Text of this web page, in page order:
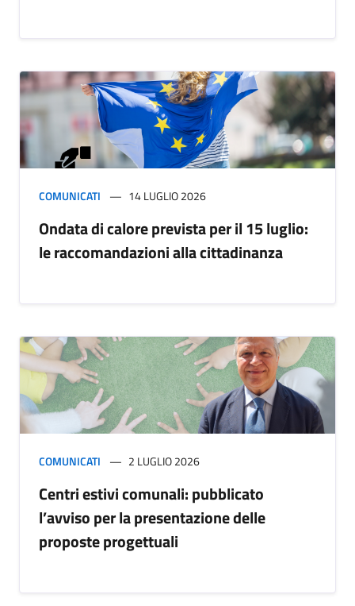
COMUNICATI 14 LUGLIO 2026
Ondata di calore prevista per il 15 luglio:
le raccomandazioni alla cittadinanza
COMUNICATI 2 LUGLIO 2026
Centri estivi comunali: pubblicato
l’avviso per la presentazione delle
proposte progettuali